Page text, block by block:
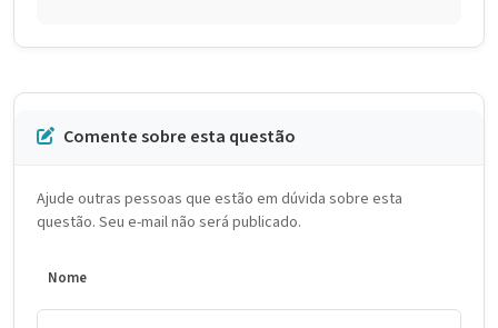
Comente sobre esta questão
Ajude outras pessoas que estão em dúvida sobre esta
questão. Seu e-mail não será publicado.
Nome